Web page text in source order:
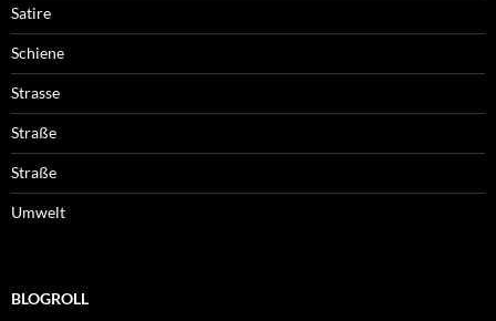
Satire
Schiene
Strasse
Straße
Straße
Umwelt
BLOGROLL